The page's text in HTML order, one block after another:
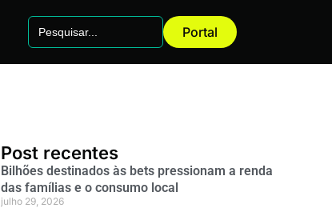
Search
for:
Portal
Post recentes
Bilhões destinados às bets pressionam a renda
das famílias e o consumo local
julho 29, 2026